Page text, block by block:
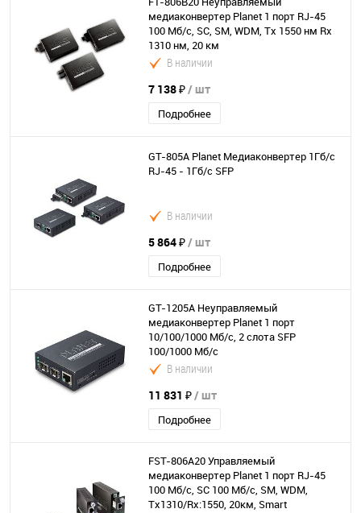
медиаконвертер Planet 1 порт RJ-45
100 Мб/с, SC, SM, WDM, Tx 1550 нм Rx
1310 нм, 20 км
В наличии
7 138 ₽/ шт
Подробнее
GT-805A Planet Медиаконвертер 1Гб/с
RJ-45 - 1Гб/с SFP
В наличии
5 864 ₽/ шт
Подробнее
GT-1205A Неуправляемый
медиаконвертер Planet 1 порт
10/100/1000 Мб/с, 2 слота SFP
100/1000 Мб/с
В наличии
11 831 ₽/ шт
Подробнее
FST-806A20 Управляемый
медиаконвертер Planet 1 порт RJ-45
100 Мб/с, SC 100 Мб/с, SM, WDM,
Tx1310/Rx:1550, 20км, Smart